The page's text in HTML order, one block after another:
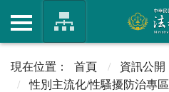
首頁
資訊公開
性別主流化/性騷擾防治專區